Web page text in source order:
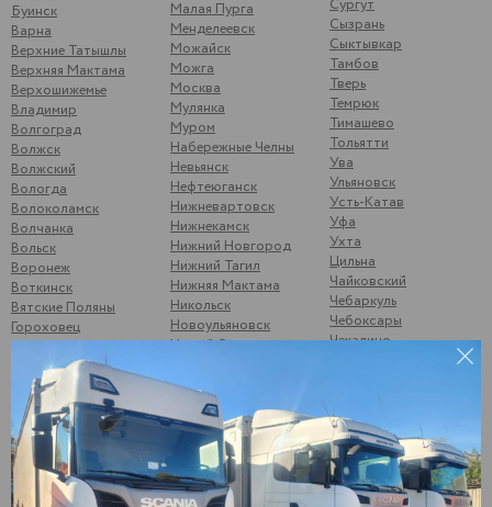
Буинск
Варна
Верхние Татышлы
Верхняя Мактама
Верхошижемье
Владимир
Волгоград
Волжск
Волжский
Вологда
Волоколамск
Волчанка
Вольск
Воронеж
Воткинск
Вятские Поляны
Гороховец
Гусь-Хрустальный
Данилкино
Саратовская обл
Демьяново
Дзержинск
Дягтерск
Екатеринбург
Елабуга
Жигулевск
Малая Пурга
Менделеевск
Можайск
Можга
Москва
Мулянка
Муром
Набережные Челны
Невьянск
Нефтеюганск
Нижневартовск
Нижнекамск
Нижний Новгород
Нижний Тагил
Нижняя Мактама
Никольск
Новоульяновск
Новый Оскол
Одинцово
Октябрьск
Омск
Орел
Оренбург
Орск
Сургут
Сызрань
Сыктывкар
Тамбов
Тверь
Темрюк
Тимашево
Тольятти
Ува
Ульяновск
Усть-Катав
Уфа
Ухта
Цильна
Чайковский
Чебаркуль
Чебоксары
Чекалино
Шумерля
Энгельс
Южноуральск
Юнгапоси
Янаул